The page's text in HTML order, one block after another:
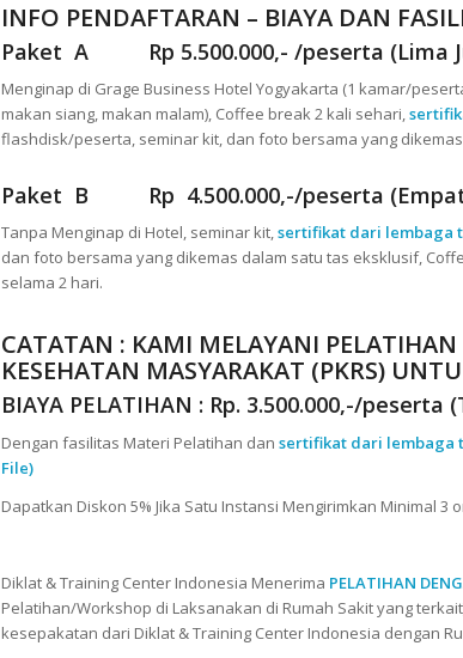
INFO PENDAFTARAN – BIAYA DAN
Paket A Rp 5.500.000,- /peserta (Lima
Menginap di Grage Business Hotel Yogyakarta (1 kamar/
makan siang, makan malam), Coffee break 2 kali sehari,
flashdisk/peserta, seminar kit, dan foto bersama yang
Paket B Rp 4.500.000,-/peserta (Empat
Tanpa Menginap di Hotel, seminar kit,sertifikat dari lembaga
dan foto bersama yang dikemas dalam satu tas eksklusif,
selama 2 hari.
CATATAN : KAMI MELAYANI
KESEHATAN MASYARAKAT (PKRS)
BIAYA PELATIHAN : Rp. 3.500.000,-/
Dengan fasilitas Materi Pelatihan dan sertifikat dari lembaga
File)
Dapatkan Diskon 5% Jika Satu Instansi Mengirimkan Minimal 3
Diklat & Training Center Indonesia Menerima PELATIHAN
Pelatihan/Workshop di Laksanakan di Rumah Sakit yang
kesepakatan dari Diklat & Training Center Indonesia dengan